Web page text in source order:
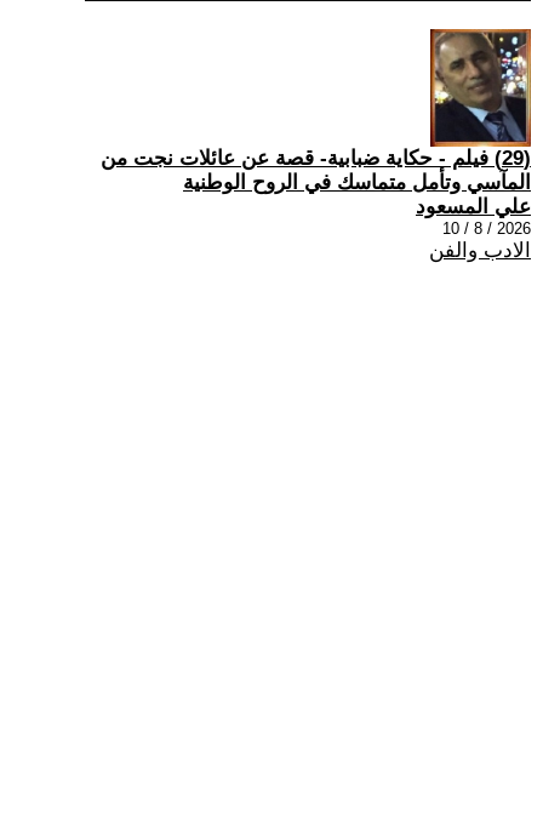
(29) فيلم - حكاية ضبابية- قصة عن عائلات نجت من
المآسي وتأمل متماسك في الروح الوطنية
علي المسعود
2026 / 8 / 10
الادب والفن